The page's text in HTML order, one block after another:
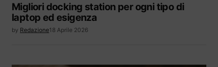
Migliori docking station per ogni tipo di
laptop ed esigenza
by Redazione18 Aprile 2026